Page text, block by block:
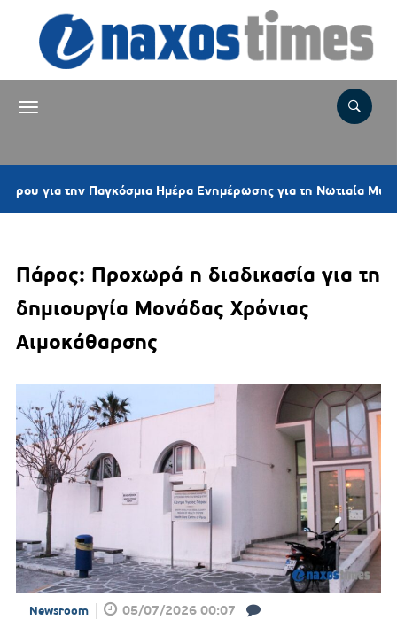
την Παγκόσμια Ημέρα Ενημέρωσης για τη Νωτιαία Μυϊκή Ατροφία
Πάρος: Προχωρά η διαδικασία για τη
δημιουργία Μονάδας Χρόνιας
Αιμοκάθαρσης
Newsroom 05/07/2026 00:07